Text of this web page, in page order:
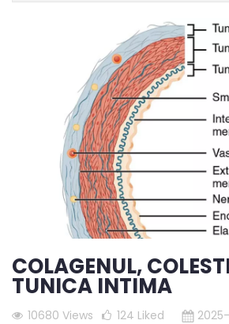
COLAGENUL,
TUNICA INTIMA
10680 Views 124 Liked